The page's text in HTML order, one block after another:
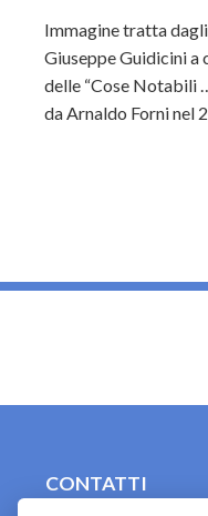
Immagine tratta
Giuseppe Guidicini
delle “Cose Notabili
da Arnaldo Forni nel
CONTATTI